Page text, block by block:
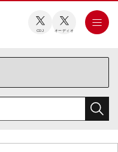
CDJ オーディオ